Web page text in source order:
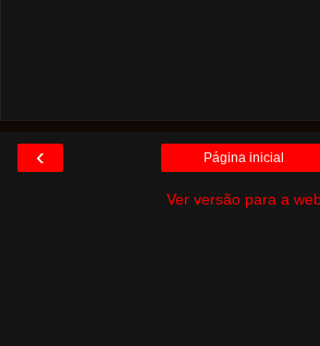
‹ Página inicial
Ver versão para a